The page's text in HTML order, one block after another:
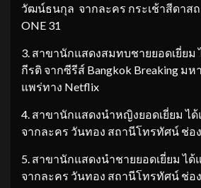
วัฒน์ธนกุล จากละคร กระเช้าสีดาส
ONE 31
3. สาขานักแสดงสมทบชายยอดเยี่ยม
กีรติ จากซีรีส์ Bangkok Breaking มห
แพร่ทาง Netflix
4. สาขานักแสดงนำหญิงยอดเยี่ยม ได้
จากละคร วันทอง สถานีโทรทัศน์ ช่อง
5. สาขานักแสดงนำชายยอดเยี่ยม ไ
จากละคร วันทอง สถานีโทรทัศน์ ช่อง